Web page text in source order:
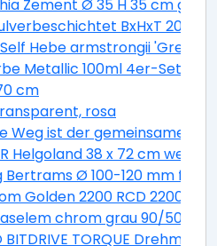
Zement Ø 35 H 35 cm grau
BxHxT 205/
Hebe armstrongii 'Green
Metallic 100ml 4er-Set
cm
rosa
Weg ist der gemeinsame"
Helgoland 38 x 72 cm weiß
Ø 100-120 mm
Golden 2200 RCD 2200W
chrom grau 90/50 cm
TORQUE